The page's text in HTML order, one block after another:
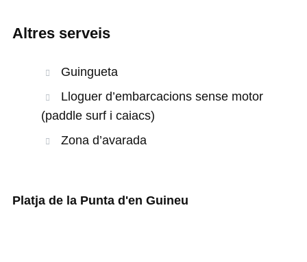
Altres serveis
Guingueta
Lloguer d’embarcacions sense motor
(paddle surf i caiacs)
Zona d’avarada
Platja de la Punta d'en Guineu